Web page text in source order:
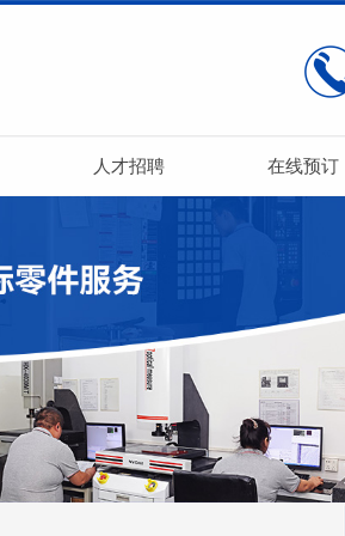
人才招聘 在线预订